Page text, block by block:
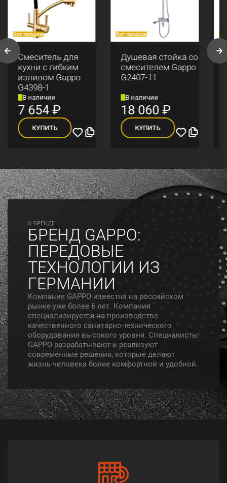
Хит продаж
Смеситель для
кухни с гибким
изливом Gappo
G4398-1
В наличии
7 654₽
КУПИТЬ
Хит продаж
Душевая стойка со
смесителем Gappo
G2407-11
В наличии
18 060₽
КУПИТЬ
O БРЕНДЕ
БРЕНД GAPPO:
ПЕРЕДОВЫЕ
ТЕХНОЛОГИИ ИЗ
ГЕРМАНИИ
Компания GAPPO известна на российском
рынке уже более 6 лет. Компания
специализируется на производстве
качественного санитарно-технического
оборудования высокого уровня. Специалисты
GAPPO разрабатывают и реализуют
современные решения, которые делают
жизнь человека более комфортной и удобной.